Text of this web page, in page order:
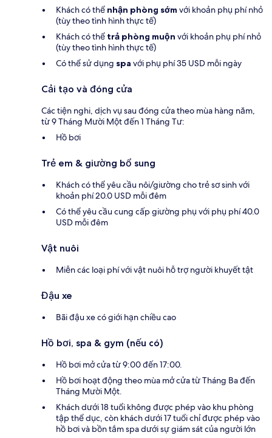
Khách có thể nhận phòng sớm với khoản phụ phí nhỏ
(tùy theo tình hình thực tế)
Khách có thể trả phòng muộn với khoản phụ phí nhỏ
(tùy theo tình hình thực tế)
Có thể sử dụng spa với phụ phí 35 USD mỗi ngày
Cải tạo và đóng cửa
Các tiện nghi, dịch vụ sau đóng cửa theo mùa hàng năm,
từ 9 Tháng Mười Một đến 1 Tháng Tư:
Hồ bơi
Trẻ em & giường bổ sung
Khách có thể yêu cầu nôi/giường cho trẻ sơ sinh với
khoản phí 20.0 USD mỗi đêm
Có thể yêu cầu cung cấp giường phụ với phụ phí 40.0
USD mỗi đêm
Vật nuôi
Miễn các loại phí với vật nuôi hỗ trợ người khuyết tật
Đậu xe
Bãi đậu xe có giới hạn chiều cao
Hồ bơi, spa & gym (nếu có)
Hồ bơi mở cửa từ 9:00 đến 17:00.
Hồ bơi hoạt động theo mùa mở cửa từ Tháng Ba đến
Tháng Mười Một.
Khách dưới 18 tuổi không được phép vào khu phòng
tập thể dục, còn khách dưới 17 tuổi chỉ được phép vào
hồ bơi và bồn tắm spa dưới sự giám sát của người lớn